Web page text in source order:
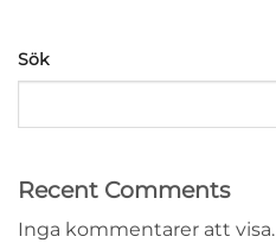
Sök
Recent Comments
Inga kommentarer att visa.